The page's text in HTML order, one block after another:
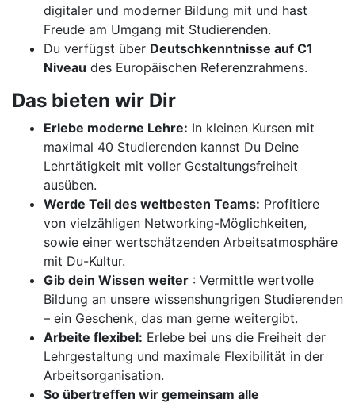
digitaler und moderner Bildung mit und hast
Freude am Umgang mit Studierenden.
Du verfügst über Deutschkenntnisse auf C1
Niveau des Europäischen Referenzrahmens.
Das bieten wir Dir
Erlebe moderne Lehre: In kleinen Kursen mit
maximal 40 Studierenden kannst Du Deine
Lehrtätigkeit mit voller Gestaltungsfreiheit
ausüben.
Werde Teil des weltbesten Teams: Profitiere
von vielzähligen Networking-Möglichkeiten,
sowie einer wertschätzenden Arbeitsatmosphäre
mit Du-Kultur.
Gib dein Wissen weiter : Vermittle wertvolle
Bildung an unsere wissenshungrigen Studierenden
– ein Geschenk, das man gerne weitergibt.
Arbeite flexibel: Erlebe bei uns die Freiheit der
Lehrgestaltung und maximale Flexibilität in der
Arbeitsorganisation.
So übertreffen wir gemeinsam alle